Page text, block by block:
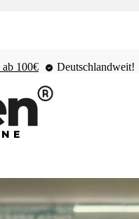
ab 100€ Deutschlandweit!